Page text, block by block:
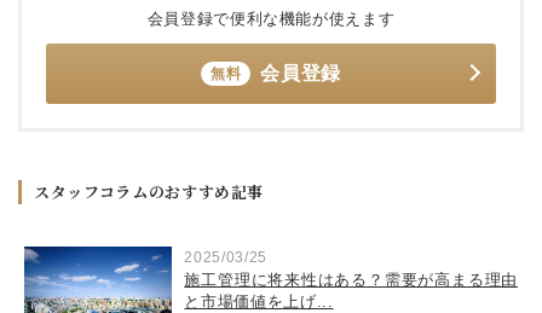
会員登録で便利な機能が使えます
無料 会員登録
スタッフコラムのおすすめ記事
2025/03/25
施工管理に将来性はある？需要が高まる理由
と市場価値を上げ...